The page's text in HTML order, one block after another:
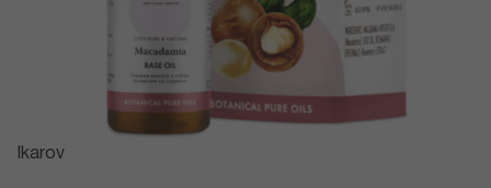
Преминете
Ikarov